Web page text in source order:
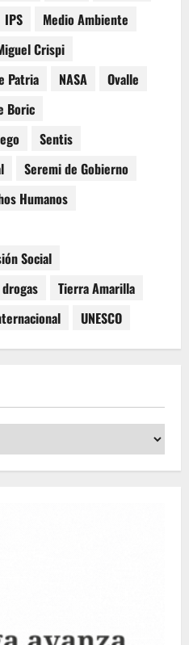
IPS
Medio Ambiente
Crispi
Patria NASA
Ovalle
Boric
Sentis
Seremi de Gobierno
Humanos
Social
Tierra Amarilla
UNESCO